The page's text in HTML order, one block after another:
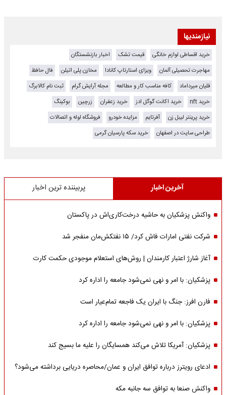
نیازمندیها
خرید اقساطی لوازم خانگی قیمت تشک
اخبار بازنشستگان
مهاجرت تحصیلی آلمان
ویزای استارتاپ کانادا مخازن پلی اتیلن
فال حافظ
قلیان میرداماد
کافه مناسب کار و مطالعه مجله آرایش گرام
ثبت نام کالابرگ
خرید nft
خرید اکانت گوگل ادز خرید زعفران زرچین
بوکینگ
خرید پرینتر لیبل زن
آفرتایم مزایده خودرو
فروشگاه لوله و اتصالات
طراحی سایت در اصفهان
خرید سکه پارسیان گرمی
آخرین اخبار پربیننده ترین اخبار
واکنش پزشکیان به حاشیه درخت‌کاری‌اش در پاکستان
شرکت نفتی امارات فاش کرد/ ۱۵ نفتکش‌مان منفجر شد
آغاز شارژ اعتبار کارمندان | روش‌های استعلام موجودی حکمت کارت
پزشکیان: با امر و نهی نمی‌شود جامعه را اداره کرد
فارن افرز: جنگ با ایران یک فاجعه تمام‌عیار است
پزشکیان: با امر و نهی نمی‌شود جامعه را اداره کرد
پزشکیان: آمریکا تلاش می‌کند همسایگان را علیه ما بسیج کند
ادعای رویترز درباره توافق ایران و عمان/محاصره دریایی برداشته می‌شود؟
واکنش صنعا به توافق سه جانبه مکه